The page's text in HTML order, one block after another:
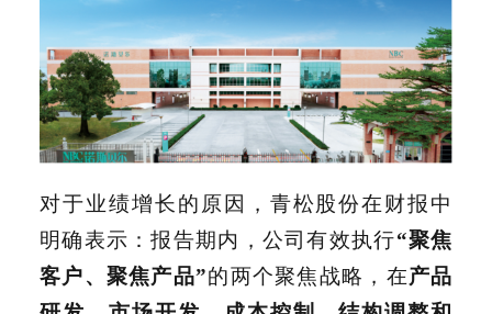
对于业绩增长的原因，青松股份在财报中
明确表示：报告期内，公司有效执行“聚焦
客户、聚焦产品”的两个聚焦战略，在产品